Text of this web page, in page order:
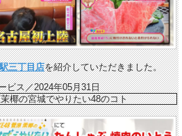
三丁目店を紹介していただきました。
ビス／2024年05月31日
椰の宮城でやりたい48のコト